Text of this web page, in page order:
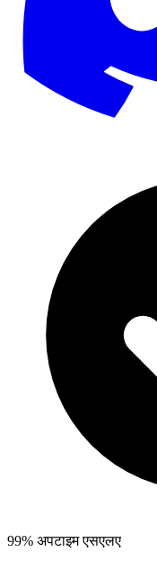
99% अपटाइम एसएलए